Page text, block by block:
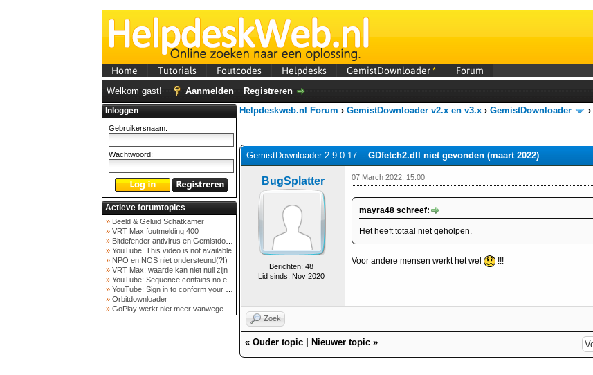
Home Tutorials Foutcodes Helpdesks GemistDownloader* Forum
Welkom gast! Aanmelden Registreren
Inloggen
Gebruikersnaam:
Wachtwoord:
Actieve forumtopics
» Beeld & Geluid Schatkamer
» VRT Max foutmelding 400
» Bitdefender antivirus en Gemistdowloader
» YouTube: This video is not available
» NPO en NOS niet ondersteund(?!)
» VRT Max: waarde kan niet null zijn
» YouTube: Sequence contains no elements
» YouTube: Sign in to conform your not a bot
» Orbitdownloader
» GoPlay werkt niet meer vanwege nieuwe webadres
Helpdeskweb.nl Forum › GemistDownloader v2.x en v3.x › GemistDownloader ›
GemistDownloader 2.9.0.17 - GDfetch2.dll niet gevonden (maart 2022)
BugSplatter
Berichten: 48
Lid sinds: Nov 2020
07 March 2022, 15:00
mayra48 schreef:
Het heeft totaal niet geholpen.
Voor andere mensen werkt het wel !!!
Zoek
« Ouder topic Nieuwer topic »